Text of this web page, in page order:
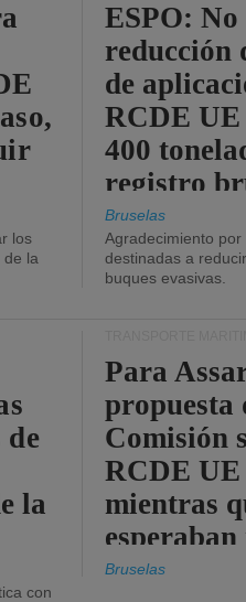
los
de la
ESPO: No
reducción
de
RCDE UE
400
registro
Bruselas
Agradecimiento
destinadas a
buques evasivas.
de
la
con
Para
propuesta
Comisión
RCDE
mientras
más
Bruselas